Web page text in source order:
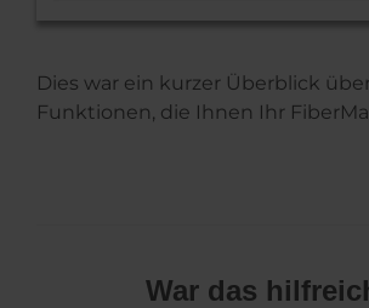
Dies war ein kurzer Überblick
Funktionen, die Ihnen Ihr
War das